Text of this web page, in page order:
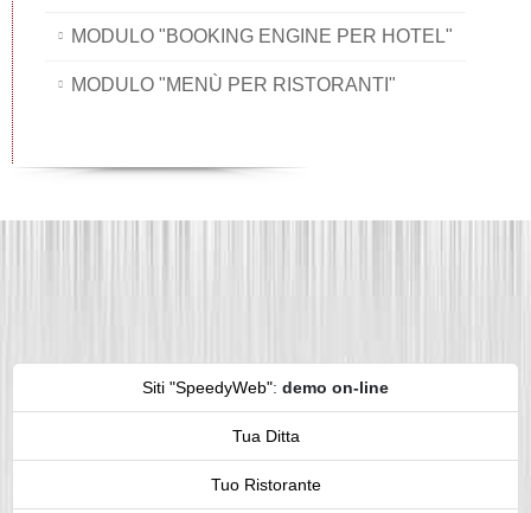
MODULO "BOOKING ENGINE PER HOTEL"
MODULO "MENÙ PER RISTORANTI"
Siti "SpeedyWeb": demo on-line
Tua Ditta
Tuo Ristorante